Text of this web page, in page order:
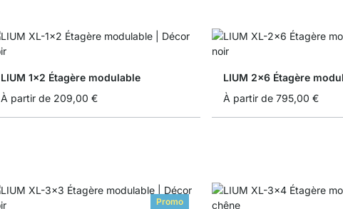
LIUM 1x2 Étagère modulable
À partir de 209,00 €
LIUM 2x6 Étagère
À partir de 795,00 €
Promo